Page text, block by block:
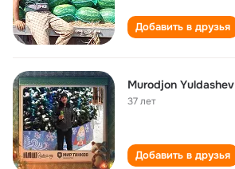
Добавить в друзья
Murodjon Yuldashev
37 лет
Добавить в друзья